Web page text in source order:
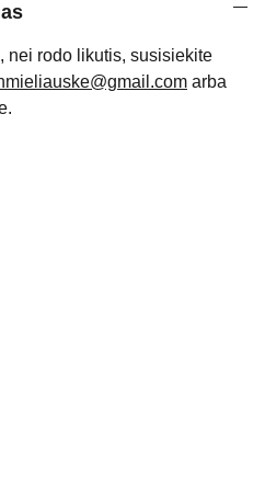
nei rodo likutis, susisiekite
arba